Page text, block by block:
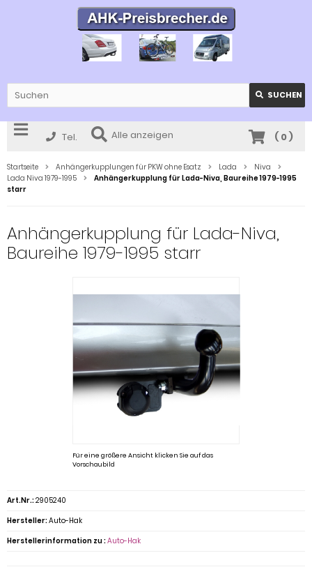
SUCHEN
Tel. Alle anzeigen ( 0)
Startseite Anhängerkupplungen für PKW ohne Esatz Lada
Niva
Lada Niva 1979-1995
Anhängerkupplung für Lada-Niva, Baureihe 1979-1995
starr
Anhängerkupplung für Lada-Niva,
Baureihe 1979-1995 starr
Für eine größere Ansicht klicken Sie auf das
Vorschaubild
Art.Nr.:2905240
Hersteller:Auto-Hak
Herstellerinformation zu :Auto-Hak